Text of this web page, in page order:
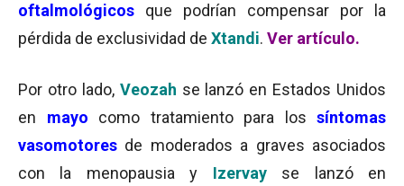
oftalmológicos que podrían compensar por la
pérdida de exclusividad de Xtandi. Ver artículo.
Por otro lado, Veozah se lanzó en Estados Unidos
en mayo como tratamiento para los síntomas
vasomotores de moderados a graves asociados
con la menopausia y Izervayse lanzó en